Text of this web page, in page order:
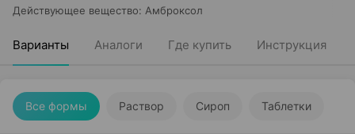
Действующее вещество: Амброксол
Варианты Аналоги Где купить Инструкция
Все формы Раствор Сироп Таблетки